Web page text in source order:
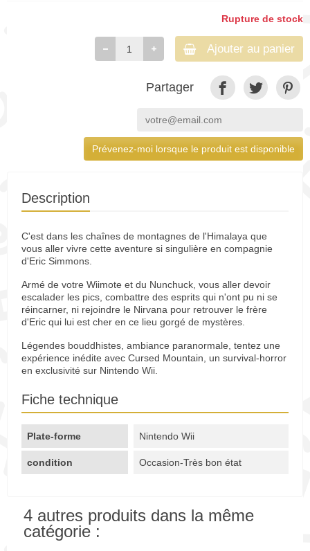
Rupture de stock
Ajouter au panier
Partager
Prévenez-moi lorsque le produit est disponible
Description
C'est dans les chaînes de montagnes de l'Himalaya que
vous aller vivre cette aventure si singulière en compagnie
d'Eric Simmons.
Armé de votre Wiimote et du Nunchuck, vous aller devoir
escalader les pics, combattre des esprits qui n'ont pu ni se
réincarner, ni rejoindre le Nirvana pour retrouver le frère
d'Eric qui lui est cher en ce lieu gorgé de mystères.
Légendes bouddhistes, ambiance paranormale, tentez une
expérience inédite avec Cursed Mountain, un survival-horror
en exclusivité sur Nintendo Wii.
Fiche technique
Plate-forme Nintendo Wii
condition Occasion-Très bon état
4 autres produits dans la même
catégorie :